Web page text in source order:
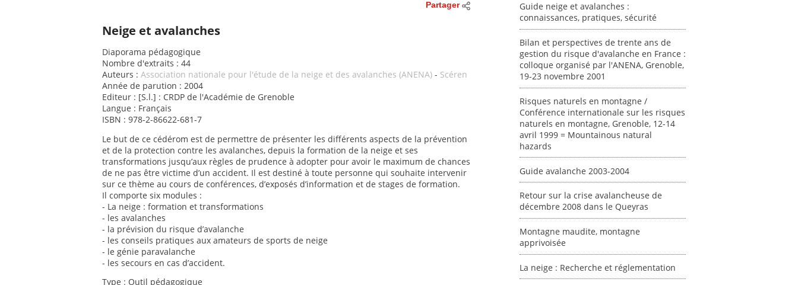
Partager
Neige et avalanches
Diaporama pédagogique
Nombre d'extraits : 44
Auteurs : Association nationale pour l'étude de la neige et des avalanches (ANENA) - Scéren
Année de parution : 2004
Editeur : [S.l.] : CRDP de l'Académie de Grenoble
Langue : Français
ISBN : 978-2-86622-681-7
Le but de ce cédérom est de permettre de présenter les différents aspects de la prévention
et de la protection contre les avalanches, depuis la formation de la neige et ses
transformations jusqu’aux règles de prudence à adopter pour avoir le maximum de chances
de ne pas être victime d’un accident. Il est destiné à toute personne qui souhaite intervenir
sur ce thème au cours de conférences, d’exposés d’information et de stages de formation.
Il comporte six modules :
- La neige : formation et transformations
- les avalanches
- la prévision du risque d’avalanche
- les conseils pratiques aux amateurs de sports de neige
- le génie paravalanche
- les secours en cas d’accident.
Type : Outil pédagogique
Guide neige et avalanches :
connaissances, pratiques, sécurité
Bilan et perspectives de trente ans de
gestion du risque d'avalanche en France :
colloque organisé par l'ANENA, Grenoble,
19-23 novembre 2001
Risques naturels en montagne /
Conférence internationale sur les risques
naturels en montagne, Grenoble, 12-14
avril 1999 = Mountainous natural
hazards
Guide avalanche 2003-2004
Retour sur la crise avalancheuse de
décembre 2008 dans le Queyras
Montagne maudite, montagne
apprivoisée
La neige : Recherche et réglementation